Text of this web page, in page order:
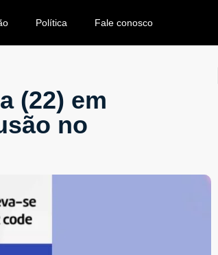
Política Fale conosco
(22) em
no